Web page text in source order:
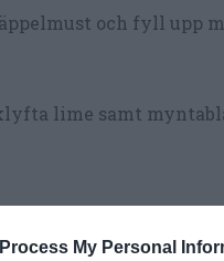
My Personal
och fyll upp
lime samt